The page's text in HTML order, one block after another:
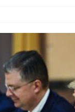
【时事金扫描】美军炸平“
美破獲大規模禮品卡詐騙 贓